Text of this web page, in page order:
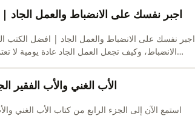
اجبر نفسك على الانضباط والعمل
اجبر نفسك على الانضباط والعمل الجاد | افضل
الانضباط، وكيف تجعل العمل الجاد عادة يومية لا
محفزة تساعدك على بناء
الأب الغني والأب الفقير